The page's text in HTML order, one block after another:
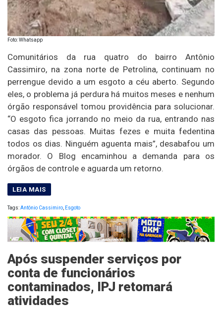
Foto: Whatsapp
Comunitários da rua quatro do bairro Antônio
Cassimiro, na zona norte de Petrolina, continuam no
perrengue devido a um esgoto a céu aberto. Segundo
eles, o problema já perdura há muitos meses e nenhum
órgão responsável tomou providência para solucionar.
“O esgoto fica jorrando no meio da rua, entrando nas
casas das pessoas. Muitas fezes e muita fedentina
todos os dias. Ninguém aguenta mais”, desabafou um
morador. O Blog encaminhou a demanda para os
órgãos de controle e aguarda um retorno.
Tags:Antônio Cassimiro, Esgoto
Após suspender serviços por
conta de funcionários
contaminados, IPJ retomará
atividades